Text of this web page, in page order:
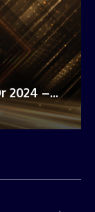
2024 –...